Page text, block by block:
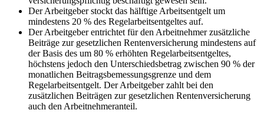
Der Arbeitgeber stockt das hälftige Arbeitsentgelt um
mindestens 20 % des Regelarbeitsentgeltes auf.
Der Arbeitgeber entrichtet für den Arbeitnehmer zusätzliche
Beiträge zur gesetzlichen Rentenversicherung mindestens auf
der Basis des um 80 % erhöhten Regelarbeitsentgeltes,
höchstens jedoch den Unterschiedsbetrag zwischen 90 % der
monatlichen Beitragsbemessungsgrenze und dem
Regelarbeitsentgelt. Der Arbeitgeber zahlt bei den
zusätzlichen Beiträgen zur gesetzlichen Rentenversicherung
auch den Arbeitnehmeranteil.